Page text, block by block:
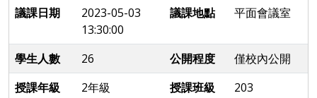
議課日期
2023-05-03
13:30:00
議課地點 平面會議室
學生人數 26 公開程度
僅校內公開
授課年級
2年級 授課班級
203